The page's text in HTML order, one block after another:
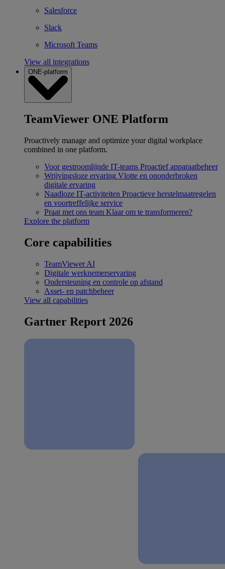
Salesforce
Slack
Microsoft Teams
View all integrations
ONE-platform
TeamViewer ONE Platform
Proactively manage and optimize your digital workplace
combined in one platform.
Voor gestroomlijnde IT-teams Proactief apparaatbeheer
Wrijvingsloze ervaring Vlotte en ononderbroken
digitale ervaring
Naadloze IT-activiteiten Proactieve herstelmaatregelen
en voortreffelijke service
Praat met ons team Klaar om te transformeren?
Explore the platform
Core capabilities
TeamViewer AI
Digitale werknemerservaring
Ondersteuning en controle op afstand
Asset- en patchbeheer
View all capabilities
Gartner Report 2026